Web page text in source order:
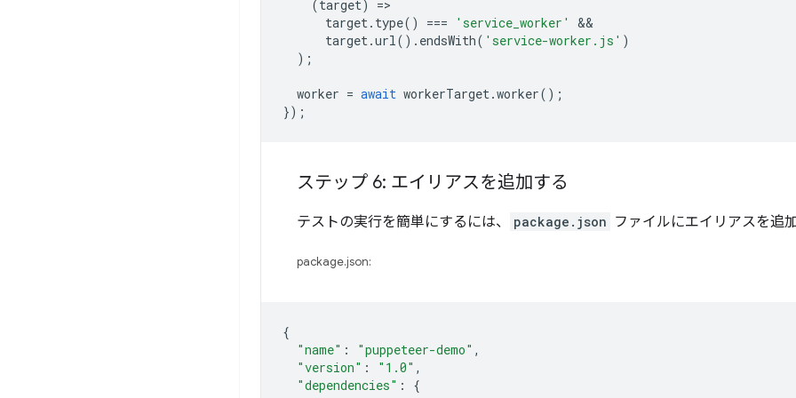
(target) =
target. type() === 'service_worker'
target.url(). endsWith( 'service-worker.js' )
);
worker = await workerTarget.worker();
});
ステップ 6: エイリアスを追加する
テストの実行を簡単にするには、 package.json ファイルにエイリアスを追加
package.json:
{
"name" : "puppeteer-demo" ,
"version" : "1.0" ,
"dependencies" :
{